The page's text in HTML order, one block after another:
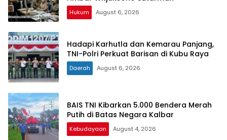
Hukum August 6, 2026
Hadapi Karhutla dan Kemarau Panjang,
TNI-Polri Perkuat Barisan di Kubu Raya
Daerah August 6, 2026
BAIS TNI Kibarkan 5.000 Bendera Merah
Putih di Batas Negara Kalbar
Kebudayaan August 4, 2026